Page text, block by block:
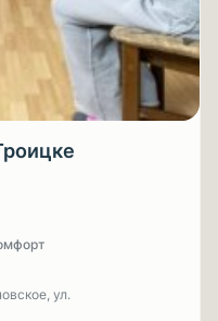
ул.